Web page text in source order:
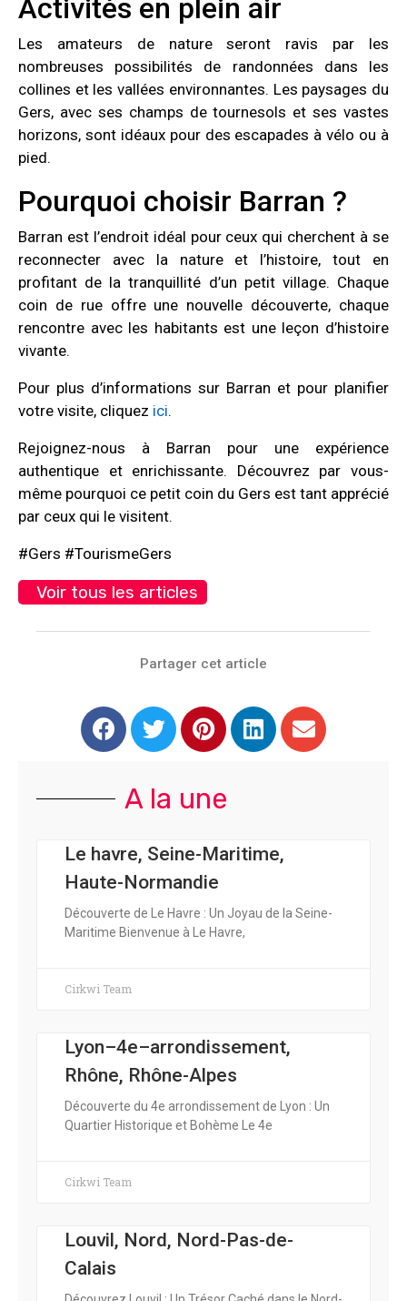
Activités en plein air
Les amateurs de nature seront ravis par les
nombreuses possibilités de randonnées dans les
collines et les vallées environnantes. Les paysages du
Gers, avec ses champs de tournesols et ses vastes
horizons, sont idéaux pour des escapades à vélo ou à
pied.
Pourquoi choisir Barran ?
Barran est l’endroit idéal pour ceux qui cherchent à se
reconnecter avec la nature et l’histoire, tout en
profitant de la tranquillité d’un petit village. Chaque
coin de rue offre une nouvelle découverte, chaque
rencontre avec les habitants est une leçon d’histoire
vivante.
Pour plus d’informations sur Barran et pour planifier
votre visite, cliquez ici.
Rejoignez-nous à Barran pour une expérience
authentique et enrichissante. Découvrez par vous-
même pourquoi ce petit coin du Gers est tant apprécié
par ceux qui le visitent.
#Gers #TourismeGers
Voir tous les articles
Partager cet article
A la une
Le havre, Seine-Maritime,
Haute-Normandie
Découverte de Le Havre : Un Joyau de la Seine-
Maritime Bienvenue à Le Havre,
Cirkwi Team
Lyon–4e–arrondissement,
Rhône, Rhône-Alpes
Découverte du 4e arrondissement de Lyon : Un
Quartier Historique et Bohème Le 4e
Cirkwi Team
Louvil, Nord, Nord-Pas-de-
Calais